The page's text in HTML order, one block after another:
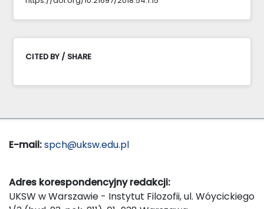
CITED BY / SHARE
E-mail:spch@uksw.edu.pl
Adres korespondencyjny redakcji:
UKSW w Warszawie - Instytut Filozofii, ul. Wóycickiego